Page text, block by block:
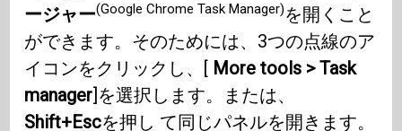
ージャー(Google Chrome Task Manager)を開くこと
ができます。そのためには、3つの点線のア
イコンをクリックし、[ More tools > Task
manager]を選択します。または、
Shift+Escを押し て同じパネルを開きます。